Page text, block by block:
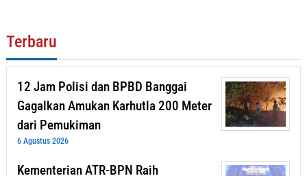
Terbaru
12 Jam Polisi dan BPBD Banggai
Gagalkan Amukan Karhutla 200 Meter
dari Pemukiman
6 Agustus 2026
Kementerian ATR-BPN Raih